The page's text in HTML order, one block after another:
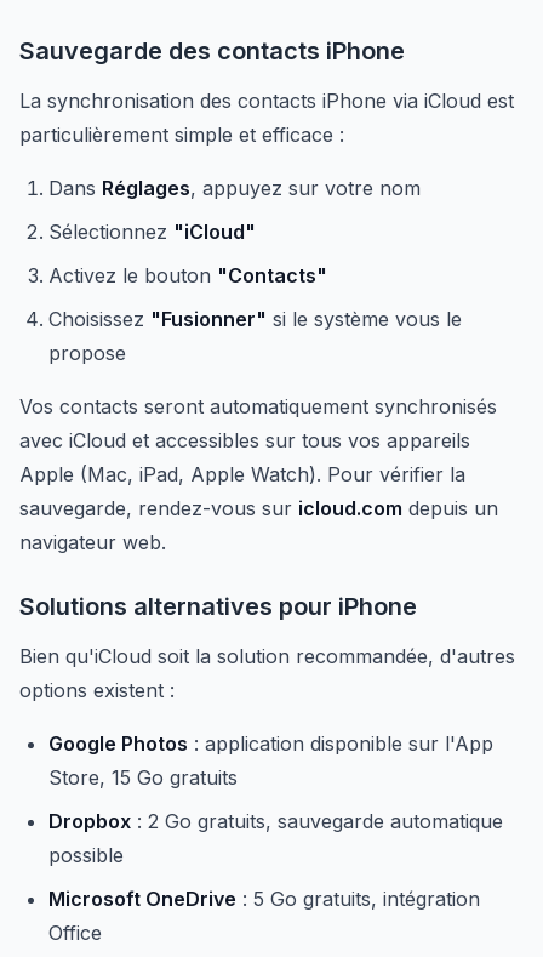
Sauvegarde des contacts iPhone
La synchronisation des contacts iPhone via iCloud est
particulièrement simple et efficace :
Dans Réglages, appuyez sur votre nom
Sélectionnez "iCloud"
Activez le bouton "Contacts"
Choisissez "Fusionner" si le système vous le
propose
Vos contacts seront automatiquement synchronisés
avec iCloud et accessibles sur tous vos appareils
Apple (Mac, iPad, Apple Watch). Pour vérifier la
sauvegarde, rendez-vous sur icloud.com depuis un
navigateur web.
Solutions alternatives pour iPhone
Bien qu'iCloud soit la solution recommandée, d'autres
options existent :
Google Photos : application disponible sur l'App
Store, 15 Go gratuits
Dropbox : 2 Go gratuits, sauvegarde automatique
possible
Microsoft OneDrive : 5 Go gratuits, intégration
Office